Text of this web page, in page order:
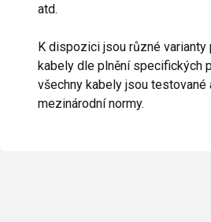
atd.
K dispozici jsou různé
kabely dle plnění specifických
všechny kabely jsou testované
mezinárodní normy.